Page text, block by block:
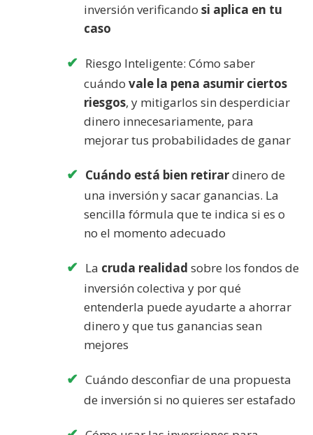
inversión verificando si aplica en tu
caso
Riesgo Inteligente: Cómo saber
cuándo vale la pena asumir ciertos
riesgos, y mitigarlos sin desperdiciar
dinero innecesariamente, para
mejorar tus probabilidades de ganar
Cuándo está bien retirardinero de
una inversión y sacar ganancias. La
sencilla fórmula que te indica si es o
no el momento adecuado
La cruda realidad sobre los fondos de
inversión colectiva y por qué
entenderla puede ayudarte a ahorrar
dinero y que tus ganancias sean
mejores
Cuándo desconfiar de una propuesta
de inversión si no quieres ser estafado